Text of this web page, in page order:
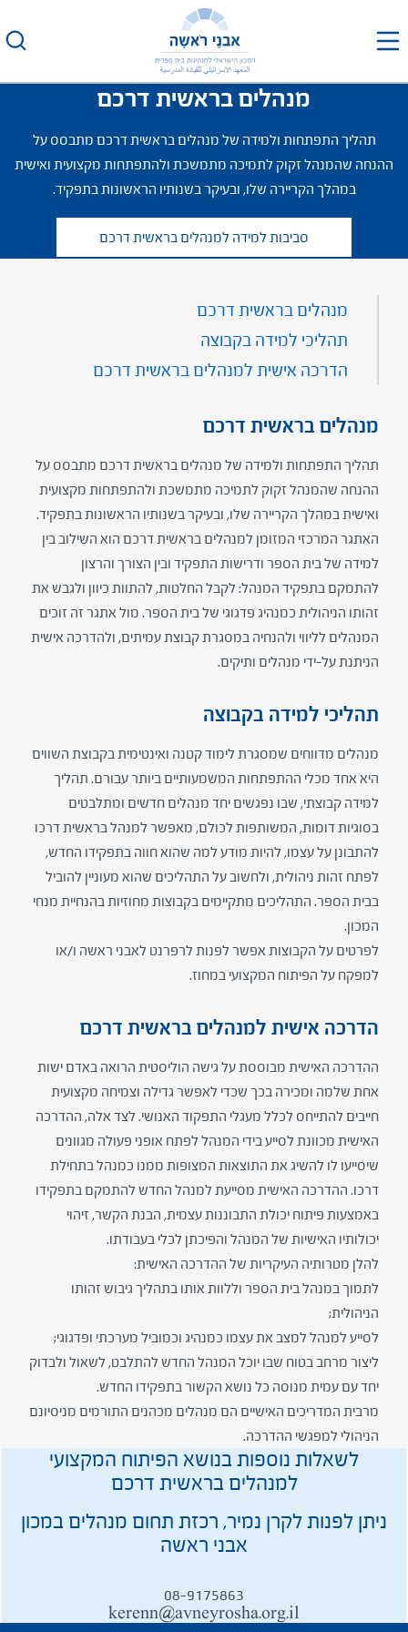
מנהלים בראשית דרכם
תהליך התפתחות ולמידה של מנהלים בראשית דרכם מתבסס על
ההנחה שהמנהל זקוק לתמיכה מתמשכת ולהתפתחות מקצועית ואישית
במהלך הקריירה שלו, ובעיקר בשנותיו הראשונות בתפקיד.
סביבות למידה למנהלים בראשית דרכם
מנהלים בראשית דרכם
תהליכי למידה בקבוצה
הדרכה אישית למנהלים בראשית דרכם
מנהלים בראשית דרכם
​​​​​​תהליך התפתחות ולמידה של מנהלים בראשית דרכם מתבסס על
ההנחה שהמנהל זקוק לתמיכה מתמשכת ולהתפתחות מקצועית
ואישית במהלך הקריירה שלו, ובעיקר בשנותיו הראשונות בתפקיד.
האתגר המרכזי המזומן למנהלים בראשית דרכם הוא השילוב בין
למידה של בית הספר ודרישות התפקיד ובין הצורך והרצון
להתמקם בתפקיד המנהל: לקבל החלטות, להתוות כיוון ולגבש את
זהותו הניהולית כמנהיג פדגוגי של בית הספר. מול אתגר זה זוכים
המנהלים לליווי ולהנחיה במסגרת קבוצת עמיתים, ולהדרכה אישית
הניתנת על-ידי מנהלים ותיקים.
תהליכי למידה בקבוצה
מנהלים מדווחים שמסגרת לימוד קטנה ואינטימית בקבוצת השווים
היא אחד מכלי ההתפתחות המשמעותיים ביותר עבורם. תהליך
למידה קבוצתי, שבו נפגשים יחד מנהלים חדשים ומתלבטים
בסוגיות דומות, המשותפות לכולם, מאפשר למנהל בראשית דרכו
להתבונן על עצמו, להיות מודע למה שהוא חווה בתפקידו החדש,
לפתח זהות ניהולית, ולחשוב על התהליכים שהוא מעוניין להוביל
בבית הספר. התהליכים מתקיימים בקבוצות מחוזיות בהנחיית מנחי
המכון.
לפרטים על הקבוצות אפשר לפנות לרפרנט לאבני ראשה ו/או
למפקח על הפיתוח המקצועי במחוז.​
הדרכה אישית למנהלים בראשית דרכם
ההדרכה האישית מבוססת על גישה הוליסטית הרואה באדם ישות
אחת שלמה ומכירה בכך שכדי לאפשר גדילה וצמיחה מקצועית
חייבים להתייחס לכלל מעגלי התפקוד האנושי. לצד אלה, ההדרכה
האישית מכוונת לסייע בידי המנהל לפתח אופני פעולה מגוונים
שיסייעו לו להשיג את התוצאות המצופות ממנו כמנהל בתחילת
דרכו. ההדרכה האישית מסייעת למנהל החדש להתמקם בתפקידו
באמצעות פיתוח יכולת התבוננות עצמית, הבנת הקשר, זיהוי
יכולותיו האישיות של המנהל והפיכתן לכלי בעבודתו.
להלן מטרותיה העיקריות של ההדרכה האישית:
לתמוך במנהל בית הספר וללוות אותו בתהליך גיבוש זהותו
הניהולית;
לסייע למנהל למצב את עצמו כמנהיג וכמוביל מערכתי ופדגוגי;
ליצור מרחב בטוח שבו יוכל המנהל החדש להתלבט, לשאול ולבדוק
יחד עם עמית מנוסה כל נושא הקשור בתפקידו החדש.
מרבית המדריכים האישיים הם מנהלים מכהנים התורמים מניסיונם
הניהולי למפגשי ההדרכה.
לשאלות נוספות בנושא הפיתוח המקצועי
למנהלים בראשית דרכם
ניתן לפנות לקרן נמיר, רכזת תחום מנהלים במכון
אבני ראשה
08-9175863
kerenn@avneyrosha.org.il